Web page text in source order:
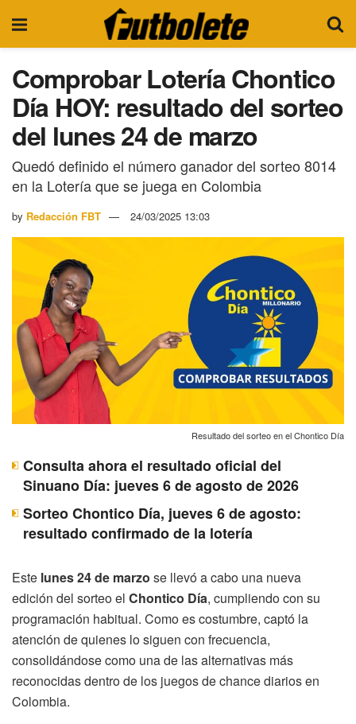
Comprobar Lotería Chontico
Día HOY: resultado del sorteo
del lunes 24 de marzo
Quedó definido el número ganador del sorteo 8014
en la Lotería que se juega en Colombia
by Redacción FBT 24/03/2025 13:03
Resultado del sorteo en el Chontico Día
Consulta ahora el resultado oficial del
Sinuano Día: jueves 6 de agosto de 2026
Sorteo Chontico Día, jueves 6 de agosto:
resultado confirmado de la lotería
Este lunes 24 de marzo se llevó a cabo una nueva
edición del sorteo el Chontico Día, cumpliendo con su
programación habitual. Como es costumbre, captó la
atención de quienes lo siguen con frecuencia,
consolidándose como una de las alternativas más
reconocidas dentro de los juegos de chance diarios en
Colombia.